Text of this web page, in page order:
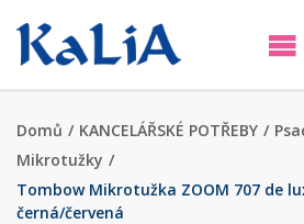
Domů / KANCELÁŘSKÉ POTŘEBY /
Mikrotužky /
Tombow Mikrotužka ZOOM 707 de
černá/červená